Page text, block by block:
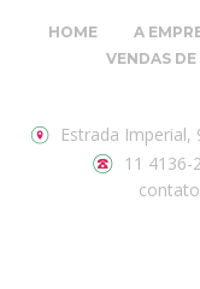
HOME A
VENDAS DE
Estrada
11 4136-